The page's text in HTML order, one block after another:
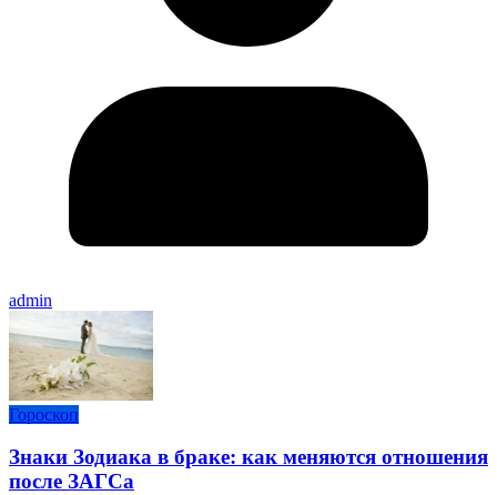
admin
Гороскоп
Знаки Зодиака в браке: как меняются отношения
после ЗАГСа